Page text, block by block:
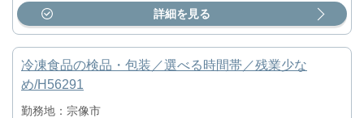
詳細を見る
冷凍食品の検品・包装／選べる時間帯／残業少な
め/H56291
勤務地：宗像市